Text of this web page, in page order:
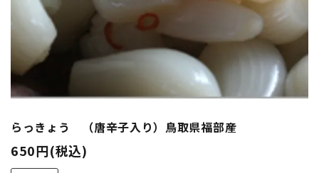
らっきょう （唐辛子入り）鳥取県福部産
650円(税込)